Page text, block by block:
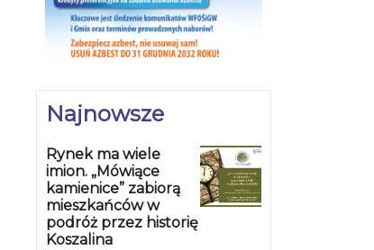
Najnowsze
Rynek ma wiele
imion. „Mówiące
kamienice” zabiorą
mieszkańców w
podróż przez historię
Koszalina